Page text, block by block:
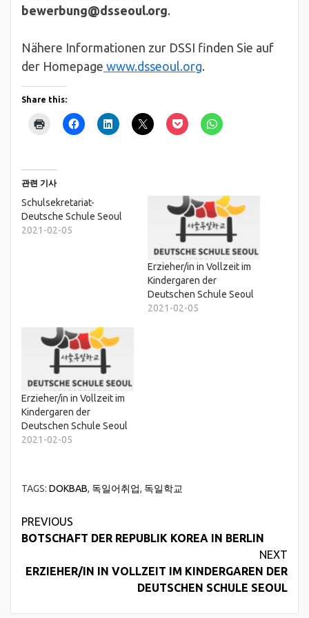
bewerbung@dsseoul.org.
Nähere Informationen zur DSSI finden Sie auf
der Homepage www.dsseoul.org.
Share this:
관련 기사
Schulsekretariat-
Deutsche Schule Seoul
2021-02-05
Erzieher/in in Vollzeit im
Kindergaren der
Deutschen Schule Seoul
2021-02-05
Erzieher/in in Vollzeit im
Kindergaren der
Deutschen Schule Seoul
2021-02-05
TAGS: DOKBAB, 독일어취업, 독일학교
Continue
Reading
PREVIOUS
BOTSCHAFT DER REPUBLIK KOREA IN BERLIN
NEXT
ERZIEHER/IN IN VOLLZEIT IM KINDERGAREN DER
DEUTSCHEN SCHULE SEOUL